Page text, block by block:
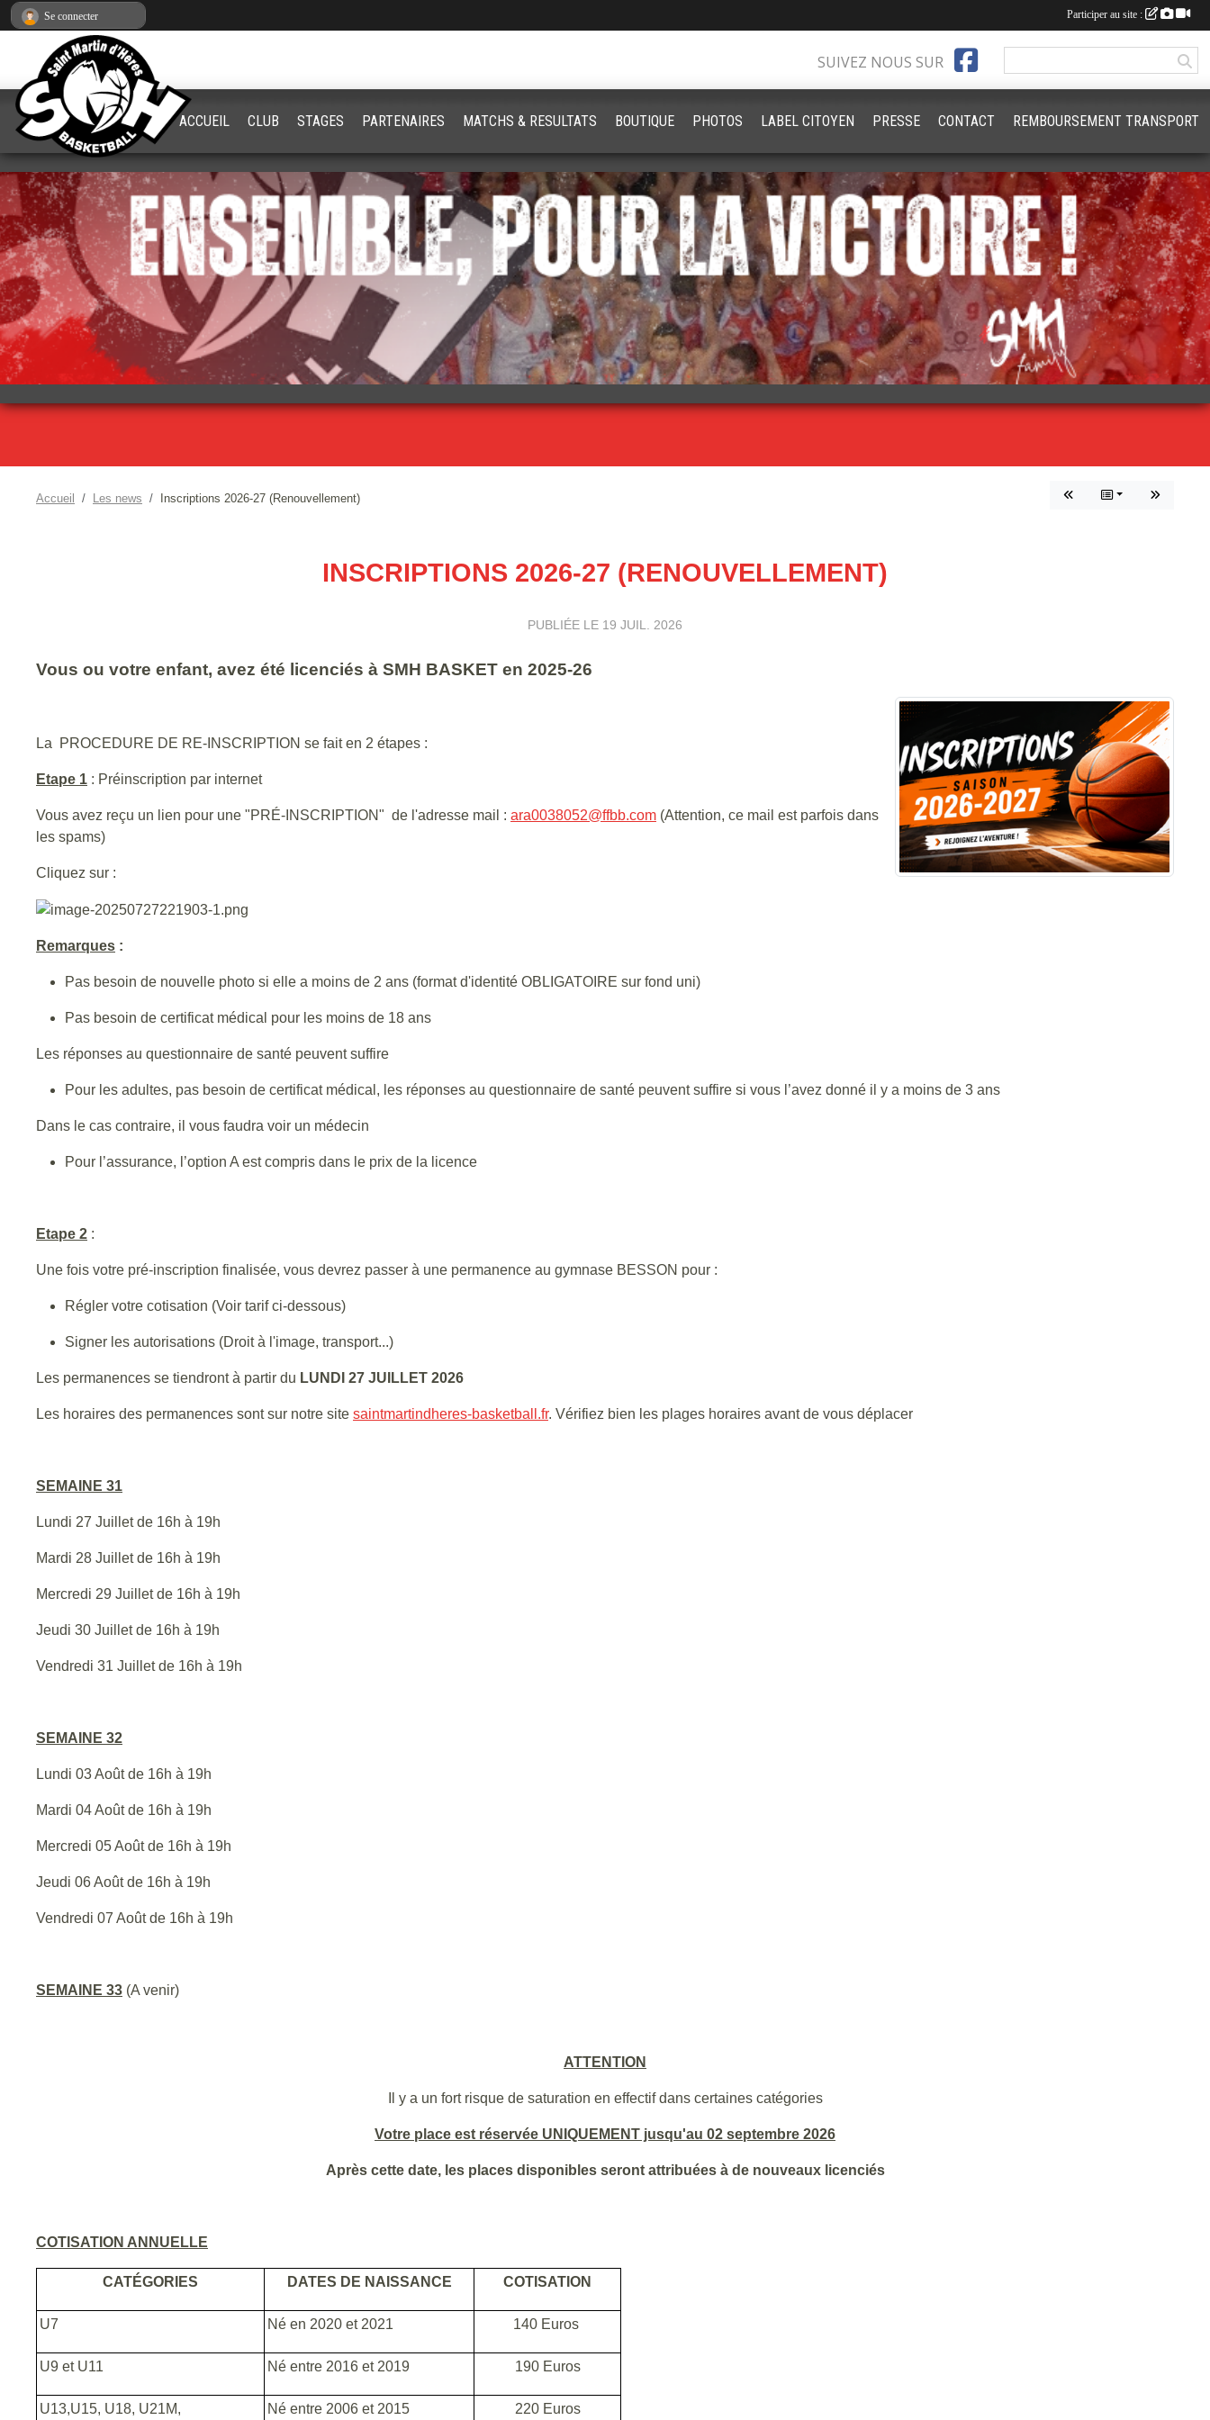
Accueil Les news Inscriptions 2026-27 (Renouvellement)
INSCRIPTIONS 2026-27 (RENOUVELLEMENT)
PUBLIÉE LE 19 JUIL. 2026
Vous ou votre enfant, avez été licenciés à SMH BASKET en 2025-26
La PROCEDURE DE RE-INSCRIPTION se fait en 2 étapes :
Etape 1 : Préinscription par internet
Vous avez reçu un lien pour une "PRÉ-INSCRIPTION" de l'adresse mail : ara0038052@ffbb.com (Attention, ce mail est parfois dans
les spams)
Cliquez sur :
Remarques :
Pas besoin de nouvelle photo si elle a moins de 2 ans (format d'identité OBLIGATOIRE sur fond uni)
Pas besoin de certificat médical pour les moins de 18 ans
Les réponses au questionnaire de santé peuvent suffire
Pour les adultes, pas besoin de certificat médical, les réponses au questionnaire de santé peuvent suffire si vous l’avez donné il y a moins de 3 ans
Dans le cas contraire, il vous faudra voir un médecin
Pour l’assurance, l’option A est compris dans le prix de la licence
Etape 2 :
Une fois votre pré-inscription finalisée, vous devrez passer à une permanence au gymnase BESSON pour :
Régler votre cotisation (Voir tarif ci-dessous)
Signer les autorisations (Droit à l'image, transport...)
Les permanences se tiendront à partir du LUNDI 27 JUILLET 2026
Les horaires des permanences sont sur notre site saintmartindheres-basketball.fr. Vérifiez bien les plages horaires avant de vous déplacer
SEMAINE 31
Lundi 27 Juillet de 16h à 19h
Mardi 28 Juillet de 16h à 19h
Mercredi 29 Juillet de 16h à 19h
Jeudi 30 Juillet de 16h à 19h
Vendredi 31 Juillet de 16h à 19h
SEMAINE 32
Lundi 03 Août de 16h à 19h
Mardi 04 Août de 16h à 19h
Mercredi 05 Août de 16h à 19h
Jeudi 06 Août de 16h à 19h
Vendredi 07 Août de 16h à 19h
SEMAINE 33 (A venir)
ATTENTION
Il y a un fort risque de saturation en effectif dans certaines catégories
Votre place est réservée UNIQUEMENT jusqu'au 02 septembre 2026
Après cette date, les places disponibles seront attribuées à de nouveaux licenciés
COTISATION ANNUELLE
CATÉGORIES DATES DE NAISSANCE COTISATION
U7 Né en 2020 et 2021 140 Euros
U9 et U11 Né entre 2016 et 2019 190 Euros
U13,U15, U18, U21M, Né entre 2006 et 2015 220 Euros
SUIVEZ NOUS SUR
ACCUEIL CLUB STAGES PARTENAIRES MATCHS & RESULTATS BOUTIQUE PHOTOS LABEL CITOYEN PRESSE CONTACT REMBOURSEMENT TRANSPORT
Se connecter Participer au site :
Panneau de gestion des cookies